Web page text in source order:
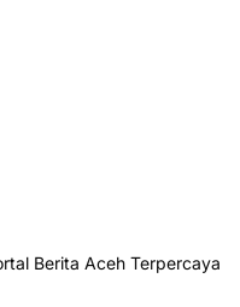
Berita Aceh Terpercaya